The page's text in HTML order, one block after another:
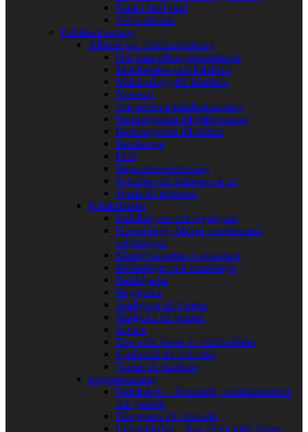
Tälta i hård vind
Välja tältplats
Friluftsutrustning
Allmänt om friluftsutrustning
Hur man tolkar produkttester
Mobiltelefon och friluftsliv
Multiverktyg för friluftsliv
Nessesär
Om att köpa friluftsutrustning
Packningslista till fjällvandring
Packningslista till skidtur
Pannlampa
PLB
Reparationsutrustning
Solceller och batterier på tur
Spade till skidturer
Friluftskläder
Friluftsbyxor och regnbyxor
Huvudplagg: Mössa, ansiktsmask,
solglasögon
Kläder på natten i sovsäcken
Mellanlager och värmelager
Paddeljacka
Regnjacka
Skalbyxor till vintern
Skaljacka till vintern
Sockor
Tips inför köpet av friluftskläder
Underställ till friluftsliv
Vantar till skidturer
Lägerutrustning
Friluftskök – Stormkök, multibränslekök
och gaskök
Hängmatta till friluftsliv
Liggunderlag – Stor guide inför köpet